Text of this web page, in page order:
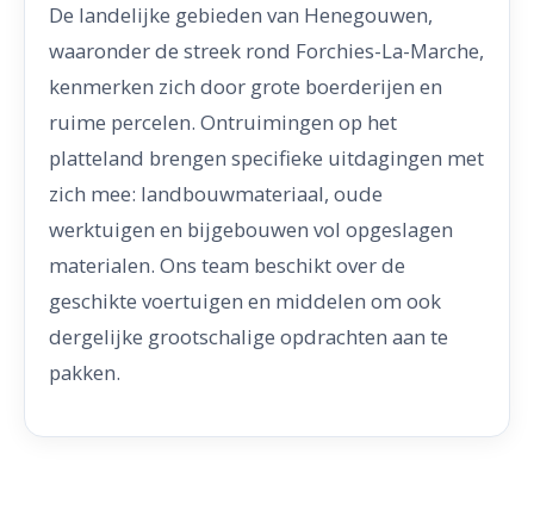
De landelijke gebieden van Henegouwen,
waaronder de streek rond Forchies-La-Marche,
kenmerken zich door grote boerderijen en
ruime percelen. Ontruimingen op het
platteland brengen specifieke uitdagingen met
zich mee: landbouwmateriaal, oude
werktuigen en bijgebouwen vol opgeslagen
materialen. Ons team beschikt over de
geschikte voertuigen en middelen om ook
dergelijke grootschalige opdrachten aan te
pakken.